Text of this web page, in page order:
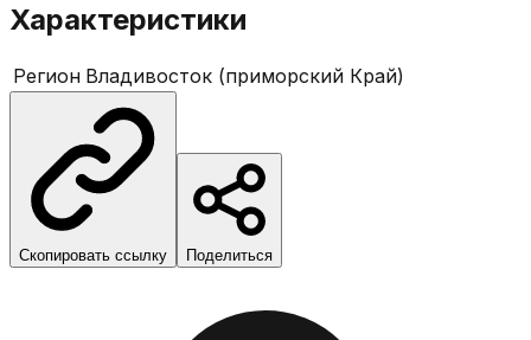
Характеристики
Регион Владивосток (приморский Край)
Скопировать ссылку Поделиться